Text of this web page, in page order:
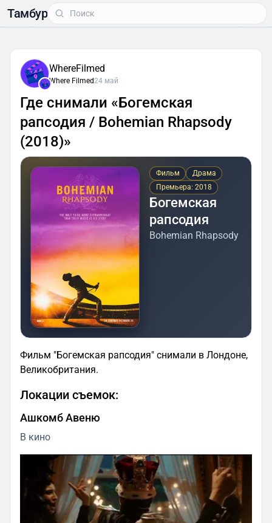
Тамбур
WhereFilmed
Where Filmed24 май
Где снимали «Богемская
рапсодия / Bohemian Rhapsody
(2018)»
Фильм
Драма
Премьера: 2018
Богемская
рапсодия
Bohemian Rhapsody
Фильм "Богемская рапсодия" снимали в Лондоне,
Великобритания.
Локации съемок:
Ашкомб Авеню
В кино